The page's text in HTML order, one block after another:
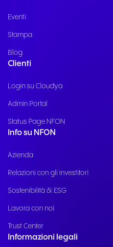
Eventi
Stampa
Blog
Clienti
Login su Cloudya
Admin Portal
Status Page NFON
Info su NFON
Azienda
Relazioni con gli investitori
Sostenibilità & ESG
Lavora con noi
Trust Center
Informazioni legali